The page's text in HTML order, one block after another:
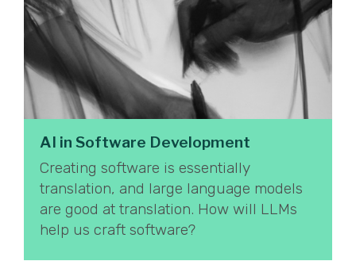
AI in Software Development
Creating software is essentially
translation, and large language models
are good at translation. How will LLMs
help us craft software?